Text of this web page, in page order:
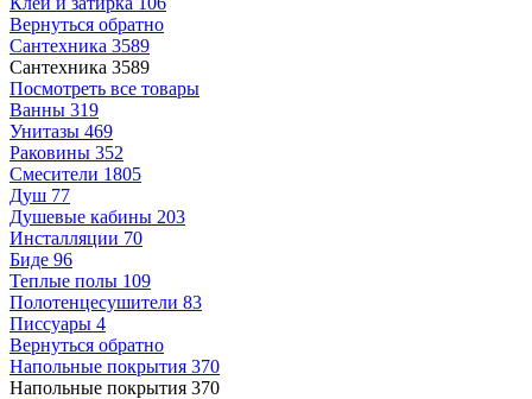
Вернуться обратно
Сантехника 3589
Сантехника 3589
Посмотреть все товары
Ванны 319
Унитазы 469
Раковины 352
Смесители 1805
Душ 77
Душевые кабины 203
Инсталляции 70
Биде 96
Теплые полы 109
Полотенцесушители 83
Писсуары 4
Вернуться обратно
Напольные покрытия 370
Напольные покрытия 370